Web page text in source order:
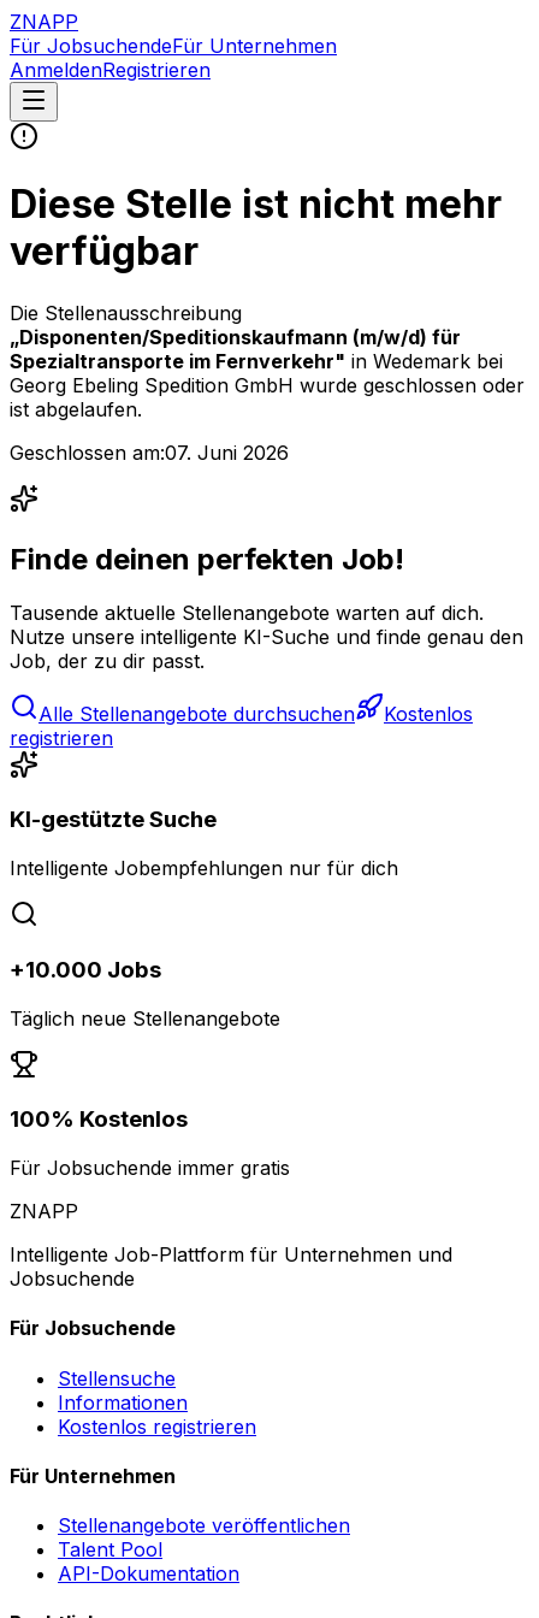
ZNAPP
Für JobsuchendeFür Unternehmen
AnmeldenRegistrieren
Diese Stelle ist nicht mehr
verfügbar
Die Stellenausschreibung
„Disponenten/Speditionskaufmann (m/w/d) für
Spezialtransporte im Fernverkehr" in Wedemark bei
Georg Ebeling Spedition GmbH wurde geschlossen oder
ist abgelaufen.
Geschlossen am:07. Juni 2026
Finde deinen perfekten Job!
Tausende aktuelle Stellenangebote warten auf dich.
Nutze unsere intelligente KI-Suche und finde genau den
Job, der zu dir passt.
Alle Stellenangebote durchsuchen
Kostenlos
registrieren
KI-gestützte Suche
Intelligente Jobempfehlungen nur für dich
+10.000 Jobs
Täglich neue Stellenangebote
100% Kostenlos
Für Jobsuchende immer gratis
ZNAPP
Intelligente Job-Plattform für Unternehmen und
Jobsuchende
Für Jobsuchende
Stellensuche
Informationen
Kostenlos registrieren
Für Unternehmen
Stellenangebote veröffentlichen
Talent Pool
API-Dokumentation